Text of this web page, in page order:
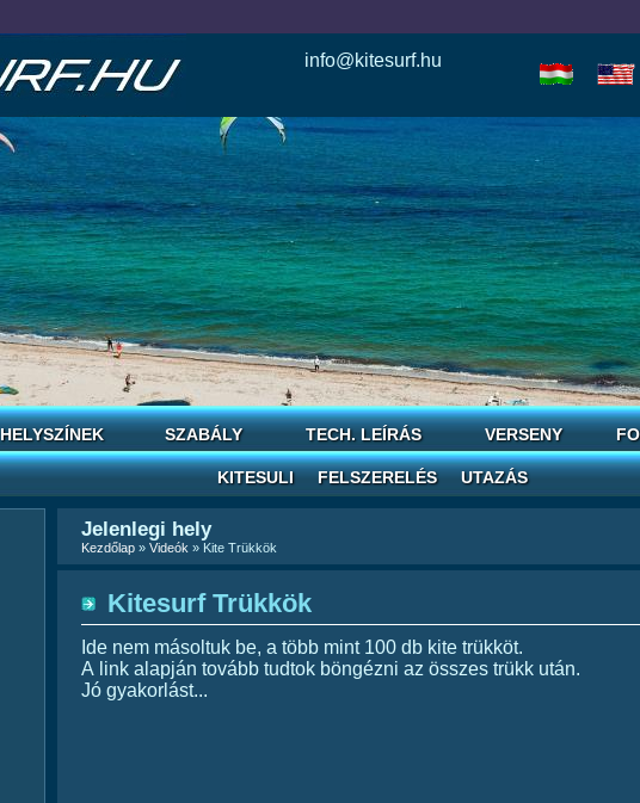
info@kitesurf.hu
esle
today
horoscope
reddit
save
HELYSZÍNEK SZABÁLY TECH. LEÍRÁS VERSENY
KITESULI FELSZERELÉS UTAZÁS
Jelenlegi hely
Kezdőlap » Videók » Kite Trükkök
Kitesurf Trükkök
Ide nem másoltuk be, a több mint 100 db kite trükköt.
A link alapján tovább tudtok böngézni az összes trükk után.
Jó gyakorlást...